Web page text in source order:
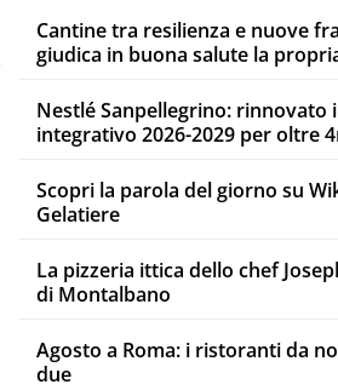
Cantine tra resilienza e nuove
giudica in buona salute la
Nestlé Sanpellegrino: rinnovato
integrativo 2026-2029 per oltre
Scopri la parola del giorno su
Gelatiere
La pizzeria ittica dello chef
di Montalbano
Agosto a Roma: i ristoranti da
due